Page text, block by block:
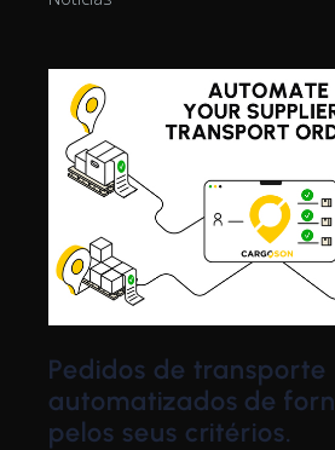
Pedidos de transporte
automatizados de
pelos seus critérios.